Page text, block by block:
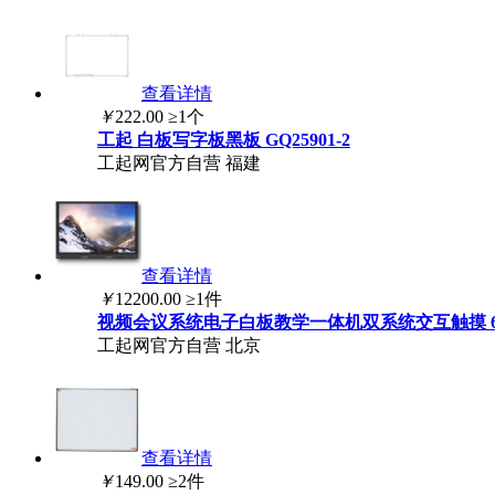
查看详情
￥222.00 ≥1个
工起 白板写字板黑板 GQ25901-2
工起网官方自营 福建
查看详情
￥12200.00 ≥1件
视频会议系统电子白板教学一体机双系统交互触摸
工起网官方自营 北京
查看详情
￥149.00 ≥2件